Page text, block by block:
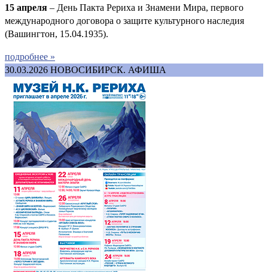
15 апреля – День Пакта Рериха и Знамени Мира, первого
международного договора о защите культурного наследия
(Вашингтон, 15.04.1935).
подробнее »
30.03.2026 НОВОСИБИРСК. АФИША